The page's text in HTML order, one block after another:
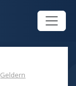
Geldern